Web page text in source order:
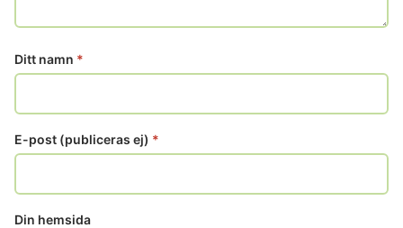
Ditt namn *
E-post (publiceras ej) *
Din hemsida